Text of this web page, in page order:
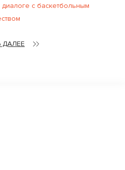
с баскетбольным
ДАЛЕЕ